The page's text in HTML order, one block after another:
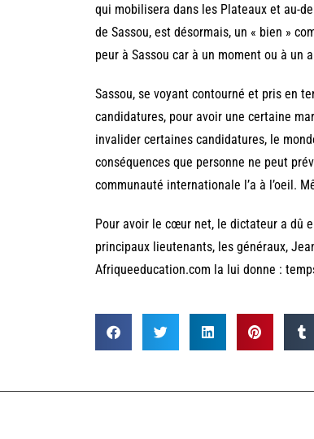
qui mobilisera dans les Plateaux et au-
de Sassou, est désormais, un « bien »
peur à Sassou car à un moment ou à un
Sassou, se voyant contourné et pris en
candidatures, pour avoir une certaine
invalider certaines candidatures, le
conséquences que personne ne peut
communauté internationale l’a à l’oeil.
Pour avoir le cœur net, le dictateur a dû
principaux lieutenants, les généraux,
Afriqueeducation.com la lui donne :